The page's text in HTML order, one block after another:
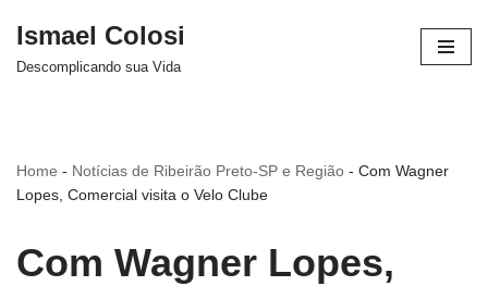
Avançar
Ismael Colosi
Descomplicando sua Vida
Home - Notícias de Ribeirão Preto-SP e Região - Com Wagner
Lopes, Comercial visita o Velo Clube
Com Wagner Lopes,